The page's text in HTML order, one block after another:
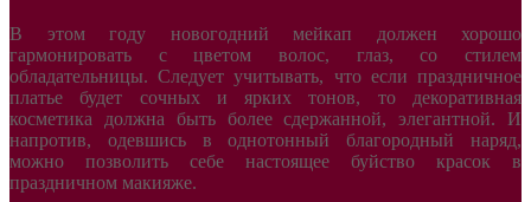
В этом году новогодний мейкап должен хорошо
гармонировать с цветом волос, глаз, со стилем
обладательницы. Следует учитывать, что если праздничное
платье будет сочных и ярких тонов, то декоративная
косметика должна быть более сдержанной, элегантной. И
напротив, одевшись в однотонный благородный наряд,
можно позволить себе настоящее буйство красок в
праздничном макияже.